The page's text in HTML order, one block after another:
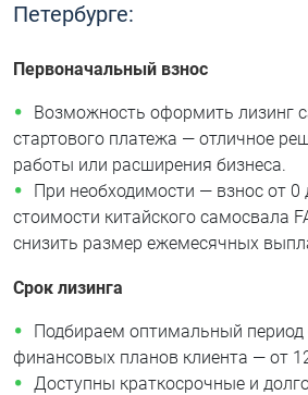
Петербурге:
Первоначальный взнос
Возможность оформить лизинг
стартового платежа — отличное
работы или расширения бизнеса.
При необходимости — взнос от 0
стоимости китайского самосвала
снизить размер ежемесячных
Срок лизинга
Подбираем оптимальный период
финансовых планов клиента — от
Доступны краткосрочные и